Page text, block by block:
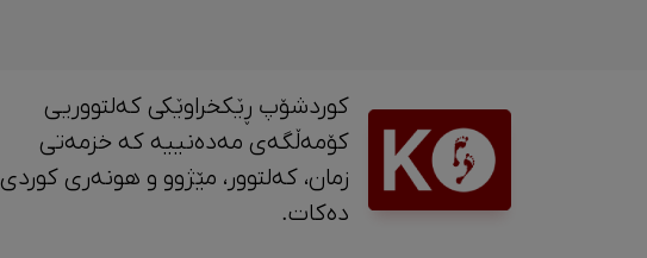
کوردشۆپ ڕێکخراوێکی کەلتووریی
کۆمەڵگەی مەدەنییە کە خزمەتی
زمان، کەلتوور، مێژوو و ‎هونەری کوردی
دەکات.